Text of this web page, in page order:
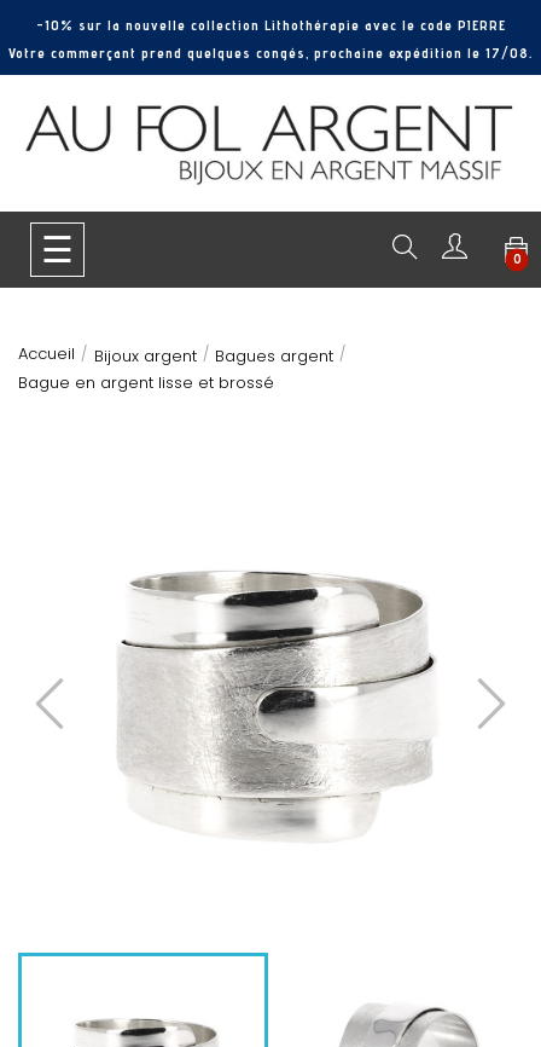
-10% sur la nouvelle collection Lithothérapie avec le code PIERRE
Votre commerçant prend quelques congés, prochaine expédition le 17/08.
Basculer
la
☰ 0
Accueil Bijoux argent
Bagues argent
Bague en argent lisse et brossé